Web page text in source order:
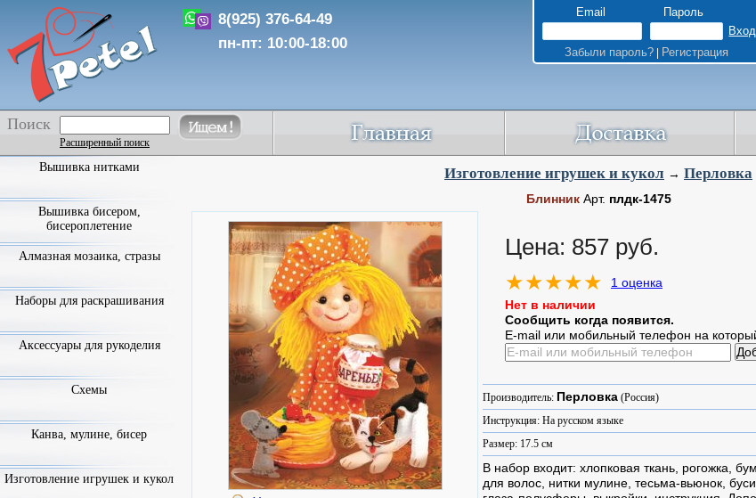
8(925) 376-64-49
пн-пт: 10:00-18:00
Email Пароль
Забыли пароль?| Регистрация
Поиск
Расширенный поиск
Изготовление игрушек и кукол → Перловка
БлинникАрт. плдк-1475
Цена: 857 руб.
1 оценка
Нет в наличии
Сообщить когда появится.
E-mail или мобильный телефон на
Производитель: Перловка (Россия)
Инструкция: На русском языке
Размер: 17.5 см
В набор входит: хлопковая ткань, рогожка,
для волос, нитки мулине, тесьма-вьюнок,
Вышивка нитками
Вышивка бисером,
бисероплетение
Алмазная мозаика, стразы
Наборы для раскрашивания
Аксессуары для рукоделия
Схемы
Канва, мулине, бисер
Изготовление игрушек и кукол